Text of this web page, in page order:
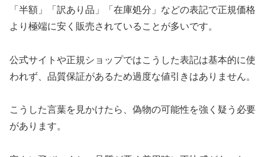
「半額」「訳あり品」「在庫処分」などの表記で正規価格
より極端に安く販売されていることが多いです。
公式サイトや正規ショップではこうした表記は基本的に使
われず、品質保証があるため過度な値引きはありません。
こうした言葉を見かけたら、偽物の可能性を強く疑う必要
があります。